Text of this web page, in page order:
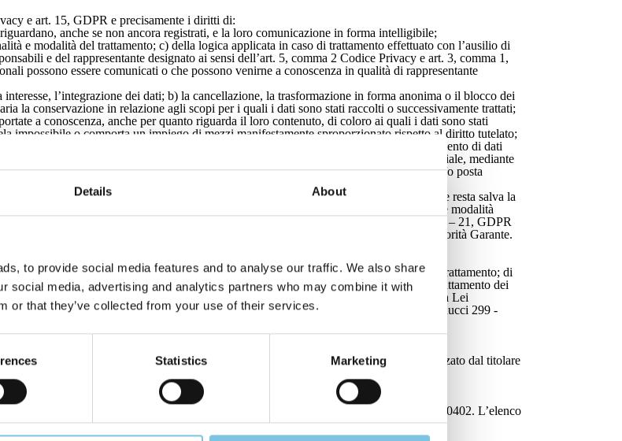
Details About
to provide social media features and to analyse our traffic. We also share
social media, advertising and analytics partners who may combine it with
or that they’ve collected from your use of their services.
Statistics Marketing
e art. 15, GDPR e precisamente i diritti di:
anche se non ancora registrati, e la loro comunicazione in forma intelligibile;
e modalità del trattamento; c) della logica applicata in caso di trattamento effettuato con l’ausilio di
e del rappresentante designato ai sensi dell’art. 5, comma 2 Codice Privacy e art. 3, comma 1,
possono essere comunicati o che possono venirne a conoscenza in qualità di rappresentante
l’integrazione dei dati; b) la cancellazione, la trasformazione in forma anonima o il blocco dei
la conservazione in relazione agli scopi per i quali i dati sono stati raccolti o successivamente trattati;
a conoscenza, anche per quanto riguarda il loro contenuto, di coloro ai quali i dati sono stati
impossibile o comporta un impiego di mezzi manifestamente sproporzionato rispetto al diritto tutelato;
personali che la riguardano, ancorché pertinenti allo scopo della raccolta; b) al trattamento di dati
vendita diretta o per il compimento di ricerche di mercato o di comunicazione commerciale, mediante
mediante email e/o mediante modalità di marketing tradizionali mediante telefono e/o posta
diretto mediante modalità automatizzate si estende a quelle tradizionali e che comunque resta salva la
in parte. Pertanto, l’interessato può decidere di ricevere solo comunicazioni mediante modalità
delle due tipologie di comunicazione. Ove applicabili, ha altresì i diritti di cui agli artt. 16 – 21, GDPR
alla portabilità dei dati, diritto di opposizione), nonché il diritto di reclamo all’Autorità Garante.
la loro rettifica o la cancellazione, l’integrazione dei Dati incompleti, la limitazione del trattamento; di
automatico; di revocare il consenso eventualmente prestato relativamente al trattamento dei
all’utilizzo dei Dati; di proporre reclamo all’Autorità, nonché di esercitare gli altri diritti a Lei
i diritti inviando una raccomandata A/R a HOTEL LUNGOMARE srl , Via Carducci 299 -
trattamento è lecito soltanto se e nella misura in cui, tale consenso è prestato o autorizzato dal titolare
in Via Carducci 299 - 47042 Cesenatico (FC), Partiva IVA e Codice fiscale 04437090402. L’elenco
la sede del Titolare del trattamento.